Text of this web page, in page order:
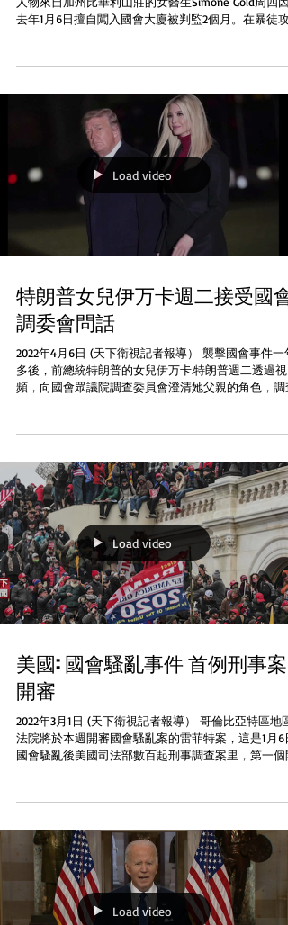
去年1月6日擅自闖入國會大廈被判監2個月。在暴徒攻
Load video
特朗普女兒伊万卡週二接受國會
調委會問話
2022年4月6日 (天下衛視記者報導） 襲擊國會事件一年
多後，前總統特朗普的女兒伊万卡.特朗普週二透過視
頻，向國會眾議院調查委員會澄清她父親的角色，調
卡的先生庫什那3月最後...
Load video
美國: 國會騷亂事件 首例刑事案
開審
2022年3月1日 (天下衛視記者報導） 哥倫比亞特區地區
法院將於本週開審國會騷亂案的雷菲特案，這是1月6日
國會騷亂後美國司法部數百起刑事調查案里，第一個
視為風向標，直接影響其...
Load video